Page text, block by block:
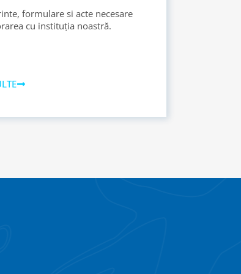
formulare si acte necesare
cu instituția noastră.